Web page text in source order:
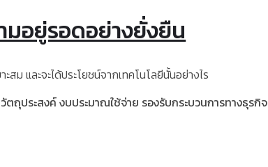
มอยู่รอดอย่างยั่งยืน
ม และจะได้ประโยชน์จากเทคโนโลยีนั้นอย่างไร
ตถุประสงค์งบประมาณใช้จ่าย รองรับกระบวนการทางธุรกิจ